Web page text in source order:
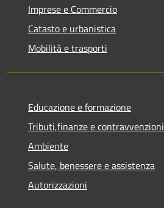
Imprese e Commercio
Catasto e urbanistica
Mobilità e trasporti
Educazione e formazione
Tributi,finanze e contravvenzioni
Ambiente
Salute, benessere e assistenza
Autorizzazioni